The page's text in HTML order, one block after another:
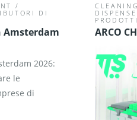
/
DI
Amsterdam
2026:
le
di
PRODOTTI
ARCO